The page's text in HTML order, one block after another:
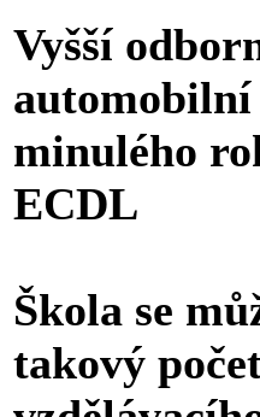
Vyšší
automobilní
minulého
ECDL
Škola se
takový